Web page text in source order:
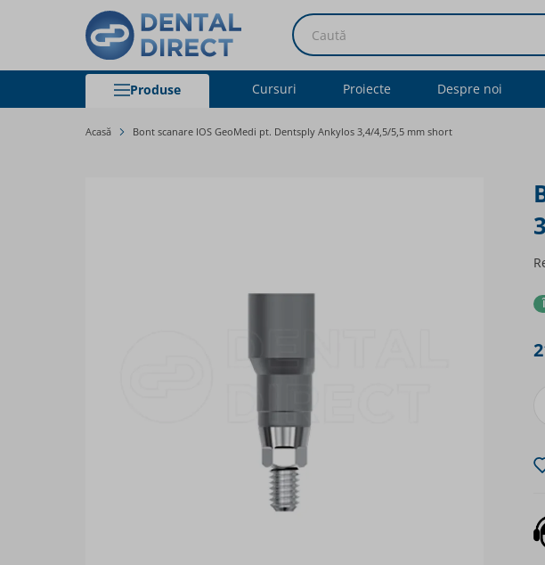
Caută
Produse Cursuri Proiecte Despre noi
Acasă Bont scanare IOS GeoMedi pt. Dentsply Ankylos 3,4/4,5/5,5 mm short